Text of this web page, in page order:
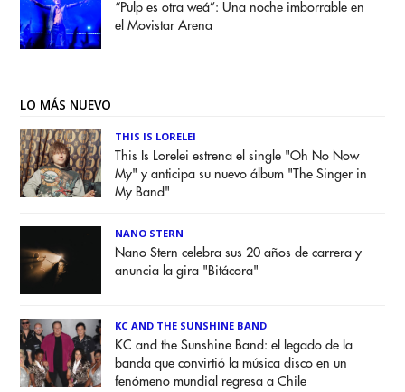
“Pulp es otra weá”: Una noche imborrable en
el Movistar Arena
LO MÁS NUEVO
THIS IS LORELEI
This Is Lorelei estrena el single "Oh No Now
My" y anticipa su nuevo álbum "The Singer in
My Band"
NANO STERN
Nano Stern celebra sus 20 años de carrera y
anuncia la gira "Bitácora"
KC AND THE SUNSHINE BAND
KC and the Sunshine Band: el legado de la
banda que convirtió la música disco en un
fenómeno mundial regresa a Chile